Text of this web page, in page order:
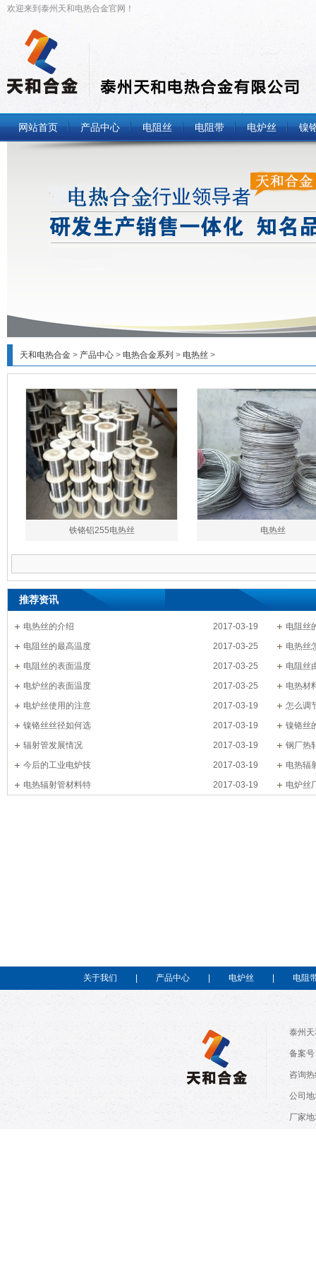
欢迎来到泰州天和电热合金官网！
网站首页 产品中心 电阻丝 电阻带 电炉丝 镍
天和电热合金 > 产品中心 > 电热合金系列 > 电热丝 >
铁铬铝255电热丝 电热丝
推荐资讯
2017-03-19
电热丝的介绍
电阻丝
2017-03-25
电阻丝的最高温度
电热丝
2017-03-25
电阻丝的表面温度
电阻丝
2017-03-25
电炉丝的表面温度
电热材
2017-03-19
电炉丝使用的注意
怎么调
2017-03-19
镍铬丝丝径如何选
镍铬丝
2017-03-19
辐射管发展情况
钢厂热
2017-03-19
今后的工业电炉技
电热辐
2017-03-19
电热辐射管材料特 电炉丝
关于我们 产品中心 电炉丝 电阻
泰州
备案
咨询
公司
厂家